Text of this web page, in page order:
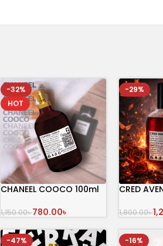
-32%
HOT
CHANEEL COOCO 100ml
1,150.00৳780.00৳
অর্ডার করুন
-29%
CRED
1,800.00৳
-47%
-16%